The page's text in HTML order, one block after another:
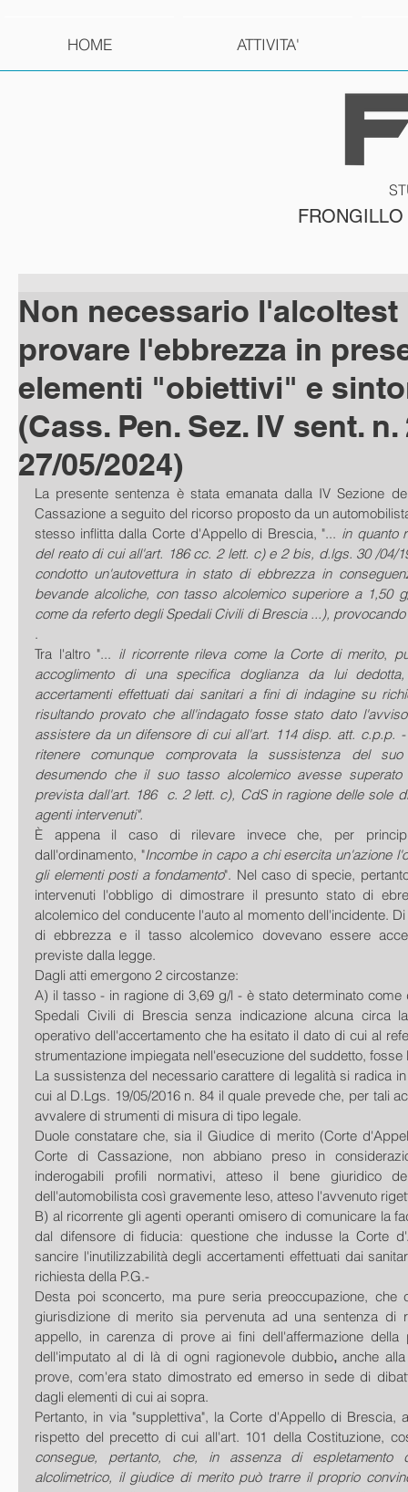
HOME ATTIVITA'
Non necessario l'alcoltest
provare l'ebbrezza in
elementi "obiettivi" e
(Cass. Pen. Sez. IV sent.
27/05/2024)
La presente sentenza è stata emanata dalla IV Sezione
Cassazione a seguito del ricorso proposto da un
stesso inflitta dalla Corte d'Appello di Brescia, "... in quanto
del reato di cui all'art. 186 cc. 2 lett. c) e 2 bis, d.lgs. 30 /04/
condotto un'autovettura in stato di ebbrezza in
bevande alcoliche, con tasso alcolemico superiore a 1,50
come da referto degli Spedali Civili di Brescia ...),
.
Tra l'altro "... il ricorrente rileva come la Corte di merito,
accoglimento di una specifica doglianza da lui dedotta,
accertamenti effettuati dai sanitari a fini di indagine su
risultando provato che all'indagato fosse stato dato
assistere da un difensore di cui all'art. 114 disp. att. c.p.p.
ritenere comunque comprovata la sussistenza del
desumendo che il suo tasso alcolemico avesse
prevista dall'art. 186  c. 2 lett. c), CdS in ragione delle sole
agenti intervenuti".
È appena il caso di rilevare invece che, per
dall'ordinamento, "Incombe in capo a chi esercita un'azione
gli elementi posti a fondamento". Nel caso di specie,
intervenuti l'obbligo di dimostrare il presunto stato di
alcolemico del conducente l'auto al momento dell'incidente.
di ebbrezza e il tasso alcolemico dovevano essere
previste dalla legge.
Dagli atti emergono 2 circostanze:
A) il tasso - in ragione di 3,69 g/l - è stato determinato
Spedali Civili di Brescia senza indicazione alcuna circa
operativo dell'accertamento che ha esitato il dato di cui al
strumentazione impiegata nell'esecuzione del suddetto, fosse
La sussistenza del necessario carattere di legalità si radica
cui al D.Lgs. 19/05/2016 n. 84 il quale prevede che, per tali
avvalere di strumenti di misura di tipo legale.
Duole constatare che, sia il Giudice di merito (Corte
Corte di Cassazione, non abbiano preso in
inderogabili profili normativi, atteso il bene giuridico
dell'automobilista così gravemente leso, atteso l'avvenuto
B) al ricorrente gli agenti operanti omisero di comunicare la
dal difensore di fiducia: questione che indusse la Corte
sancire l'inutilizzabilità degli accertamenti effettuati dai
richiesta della P.G.-
Desta poi sconcerto, ma pure seria preoccupazione, che
giurisdizione di merito sia pervenuta ad una sentenza di
appello, in carenza di prove ai fini dell'affermazione della
dell'imputato al di là di ogni ragionevole dubbio, anche
prove, com'era stato dimostrato ed emerso in sede di
dagli elementi di cui ai sopra.
Pertanto, in via "supplettiva", la Corte d'Appello di Brescia,
rispetto del precetto di cui all'art. 101 della Costituzione,
consegue, pertanto, che, in assenza di
alcolimetrico, il giudice di merito può trarre il proprio